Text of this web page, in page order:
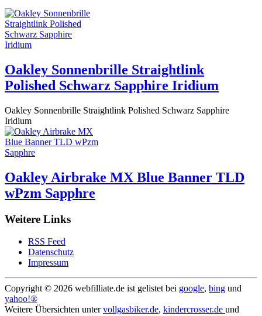
Oakley Sonnenbrille Straightlink
Polished Schwarz Sapphire Iridium
Oakley Sonnenbrille Straightlink Polished Schwarz Sapphire
Iridium
Oakley Airbrake MX Blue Banner TLD
wPzm Sapphre
Weitere Links
RSS Feed
Datenschutz
Impressum
Copyright © 2026 webfilliate.de ist gelistet bei google, bing und
yahoo!®
Weitere Übersichten untervollgasbiker.de, kindercrosser.de und